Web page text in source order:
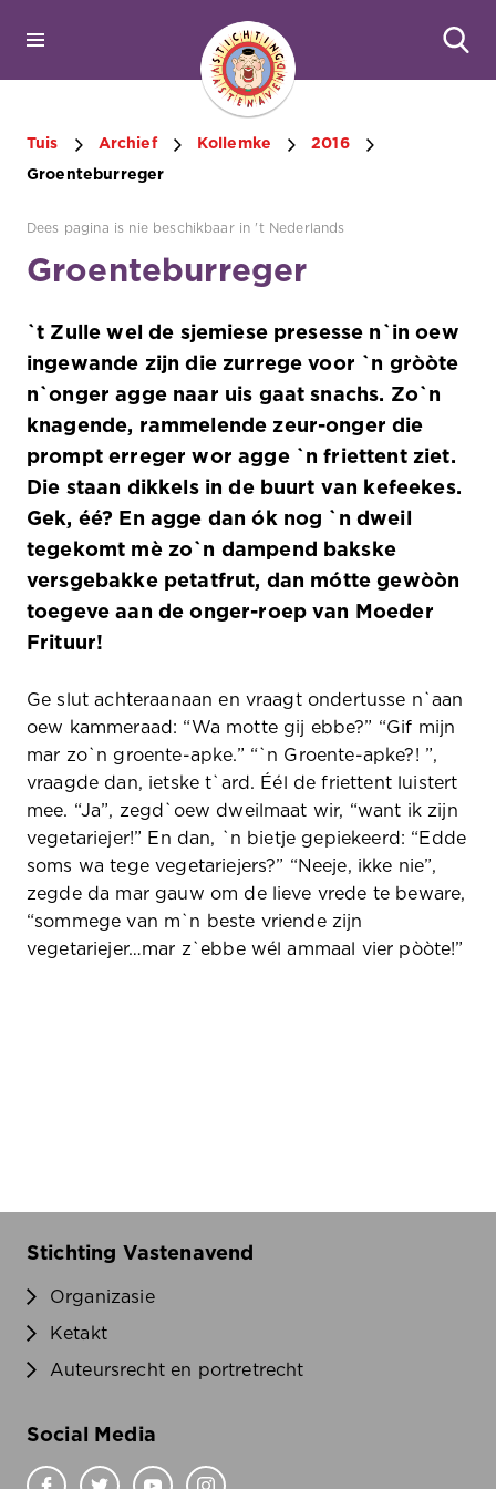
Tuis Archief Kollemke
2016
Groenteburreger
Dees pagina is nie beschikbaar in 't Nederlands
Groenteburreger
`t Zulle wel de sjemiese presesse n`in oew
ingewande zijn die zurrege voor `n gròòte
n`onger agge naar uis gaat snachs. Zo`n
knagende, rammelende zeur-onger die
prompt erreger wor agge `n friettent ziet.
Die staan dikkels in de buurt van kefeekes.
Gek, éé? En agge dan ók nog `n dweil
tegekomt mè zo`n dampend bakske
versgebakke petatfrut, dan mótte gewòòn
toegeve aan de onger-roep van Moeder
Frituur!
Ge slut achteraanaan en vraagt ondertusse n`aan
oew kammeraad: “Wa motte gij ebbe?” “Gif mijn
mar zo`n groente-apke.” “`n Groente-apke?! ”,
vraagde dan, ietske t`ard. Éél de friettent luistert
mee. “Ja”, zegd`oew dweilmaat wir, “want ik zijn
vegetariejer!” En dan, `n bietje gepiekeerd: “Edde
soms wa tege vegetariejers?” “Neeje, ikke nie”,
zegde da mar gauw om de lieve vrede te beware,
“sommege van m`n beste vriende zijn
vegetariejer…mar z`ebbe wél ammaal vier pòòte!”
Stichting Vastenavend
Organizasie
Ketakt
Auteursrecht en portretrecht
Social Media